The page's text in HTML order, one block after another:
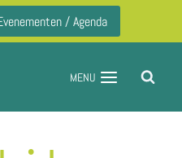
/ Agenda
MENU